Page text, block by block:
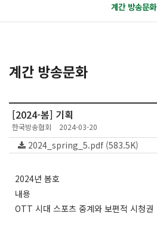
계간 방송문화
계간 방송문화
[2024-봄] 기획
한국방송협회 2024-03-20
2024_spring_5.pdf (583.5K)
2024년 봄호
내용
OTT 시대 스포츠 중계와 보편적 시청권